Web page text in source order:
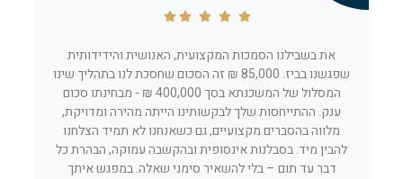
את בשבילנו הסמכות המקצועית, האנושית והידידותית
שפגשנו בביז. 85,000 ₪ זה הסכום שחסכת לנו בתהליך שינו
המסלול של המשכנתא בסך 400,000 ₪ - מבחינתו סכום
ענק. ההתייחסות שלך לבקשותינו הייתה מהירה ומדויקת,
מלווה בהסברים מקצועיים, גם כשאנחנו לא תמיד הצלחנו
להבין מיד. בסבלנות אינסופית ובהקשבה עמוקה, הבהרת כל
דבר עד תום – בלי להשאיר סימני שאלה. במפגש איתך